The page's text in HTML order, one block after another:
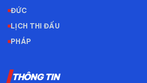
ĐỨC
LỊCH THI ĐẤU
PHÁP
THÔNG TIN